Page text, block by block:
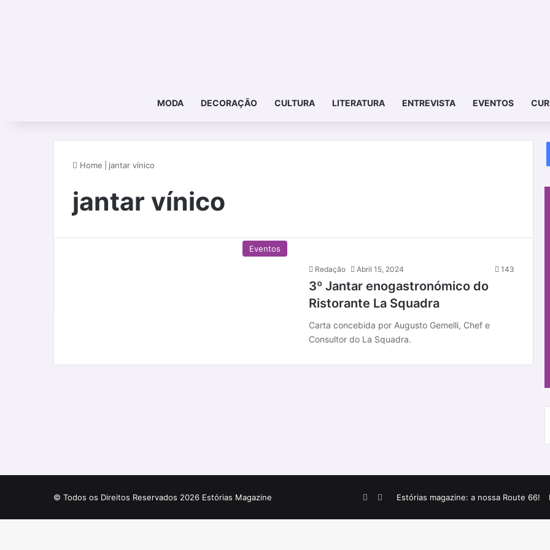
MODA DECORAÇÃO CULTURA LITERATURA ENTREVISTA EVENTOS
Home jantar vínico
jantar vínico
Eventos
Redação Abril 15, 2024 143
3º Jantar enogastronómico do
Ristorante La Squadra
Carta concebida por Augusto Gemelli, Chef e
Consultor do La Squadra.
© Todos os Direitos Reservados 2026 Estórias Magazine Estórias magazine: a nossa Route 66!
Facebook
Instagram